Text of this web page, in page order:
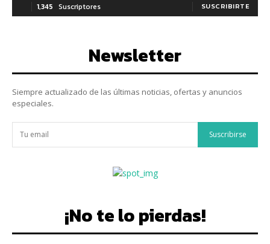
1,345 Suscriptores SUSCRIBIRTE
Newsletter
Siempre actualizado de las últimas noticias, ofertas y anuncios
especiales.
Suscribirse
¡No te lo pierdas!